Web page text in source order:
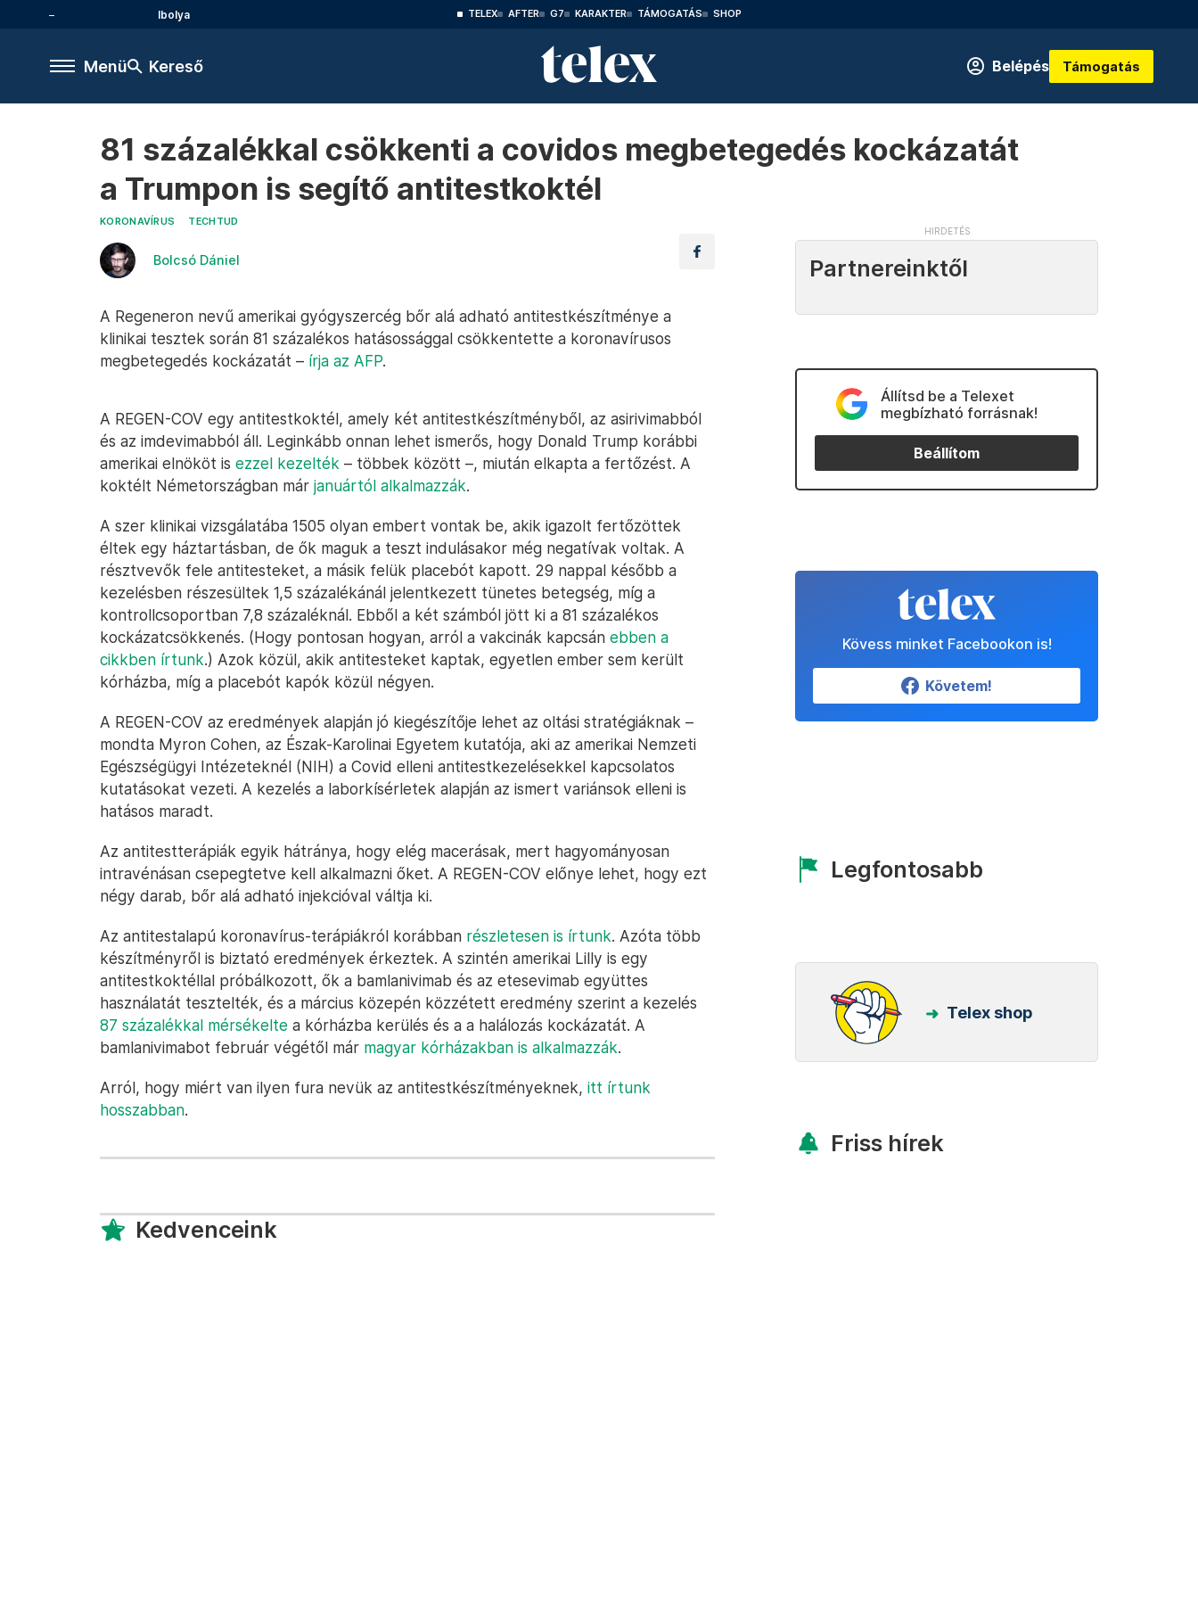
Ibolya TELEX AFTER G7 KARAKTER TÁMOGATÁS SHOP
Menü Kereső Belépés Támogatás
81 százalékkal csökkenti a covidos megbetegedés kockázatát
a Trumpon is segítő antitestkoktél
KORONAVÍRUS TECHTUD
Bolcsó Dániel
A Regeneron nevű amerikai gyógyszercég bőr alá adható antitestkészítménye a
klinikai tesztek során 81 százalékos hatásossággal csökkentette a koronavírusos
megbetegedés kockázatát – írja az AFP.
A REGEN-COV egy antitestkoktél, amely két antitestkészítményből, az asirivimabból
és az imdevimabból áll. Leginkább onnan lehet ismerős, hogy Donald Trump korábbi
amerikai elnököt is ezzel kezelték – többek között –, miután elkapta a fertőzést. A
koktélt Németországban már januártól alkalmazzák.
A szer klinikai vizsgálatába 1505 olyan embert vontak be, akik igazolt fertőzöttek
éltek egy háztartásban, de ők maguk a teszt indulásakor még negatívak voltak. A
résztvevők fele antitesteket, a másik felük placebót kapott. 29 nappal később a
kezelésben részesültek 1,5 százalékánál jelentkezett tünetes betegség, míg a
kontrollcsoportban 7,8 százaléknál. Ebből a két számból jött ki a 81 százalékos
kockázatcsökkenés. (Hogy pontosan hogyan, arról a vakcinák kapcsán ebben a
cikkben írtunk.) Azok közül, akik antitesteket kaptak, egyetlen ember sem került
kórházba, míg a placebót kapók közül négyen.
A REGEN-COV az eredmények alapján jó kiegészítője lehet az oltási stratégiáknak –
mondta Myron Cohen, az Észak-Karolinai Egyetem kutatója, aki az amerikai Nemzeti
Egészségügyi Intézeteknél (NIH) a Covid elleni antitestkezelésekkel kapcsolatos
kutatásokat vezeti. A kezelés a laborkísérletek alapján az ismert variánsok elleni is
hatásos maradt.
Az antitestterápiák egyik hátránya, hogy elég macerásak, mert hagyományosan
intravénásan csepegtetve kell alkalmazni őket. A REGEN-COV előnye lehet, hogy ezt
négy darab, bőr alá adható injekcióval váltja ki.
Az antitestalapú koronavírus-terápiákról korábban részletesen is írtunk. Azóta több
készítményről is biztató eredmények érkeztek. A szintén amerikai Lilly is egy
antitestkoktéllal próbálkozott, ők a bamlanivimab és az etesevimab együttes
használatát tesztelték, és a március közepén közzétett eredmény szerint a kezelés
87 százalékkal mérsékelte a kórházba kerülés és a a halálozás kockázatát. A
bamlanivimabot február végétől már magyar kórházakban is alkalmazzák.
Arról, hogy miért van ilyen fura nevük az antitestkészítményeknek, itt írtunk
hosszabban.
Kedvenceink
Partnereinktől
Állítsd be a Telexet
megbízható forrásnak!
Beállítom
Kövess minket Facebookon is!
Követem!
Legfontosabb
Telex shop
Friss hírek